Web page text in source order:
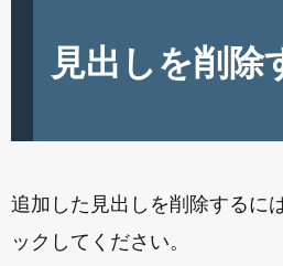
見出しを削除
追加した見出しを削除するに
ックしてください。